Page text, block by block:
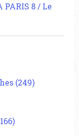
PARIS 8 / Le
(249)